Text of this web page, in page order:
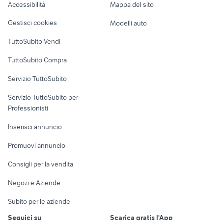
Loft, mansarde e
Informatica
Console e
Fotografia
Telefonia
Accessibilità
Gestisci cookies
TuttoSubito Vendi
TuttoSubito Compra
Servizio TuttoSubito
Servizio TuttoSubito per
Professionisti
Inserisci annuncio
Promuovi annuncio
Consigli per la vendita
Negozi e Aziende
Subito per le aziende
Mappa del sito
Modelli auto
Seguici su Scarica gratis l'App